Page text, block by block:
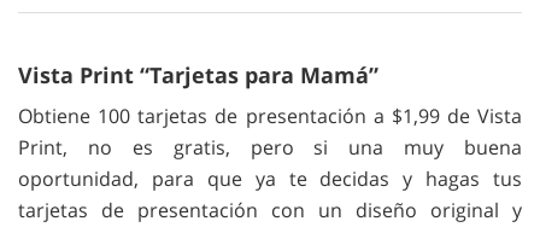
Vista Print “Tarjetas para Mamá”
Obtiene 100 tarjetas de presentación a $1,99 de Vista
Print, no es gratis, pero si una muy buena
oportunidad, para que ya te decidas y hagas tus
tarjetas de presentación con un diseño original y